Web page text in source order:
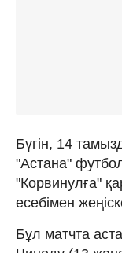
Бүгін, 14
"Астана"
"Корвинулға"
есебімен
Бұл матчта